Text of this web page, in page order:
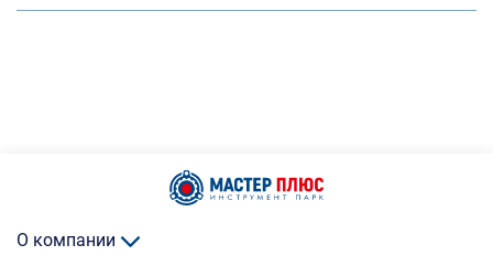
О компании